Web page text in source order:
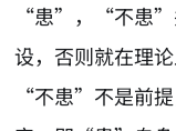
“患”，“不患”
设，否则就在理
“不患”不是前